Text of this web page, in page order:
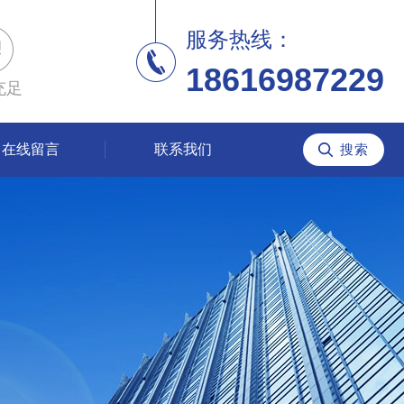
足
服务热线：
18616987229
在线留言 联系我们